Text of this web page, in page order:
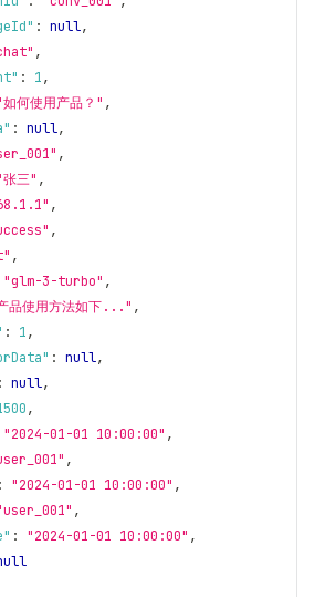
: null,
,
: 1,
何使用产品？" ,
: null,
,
三" ,
,
,
,
"glm-3-turbo" ,
品使用方法如下..." ,
: 1,
: null,
: null,
,
"2024-01-01 10:00:00" ,
,
: "2024-01-01 10:00:00" ,
,
: "2024-01-01 10:00:00" ,